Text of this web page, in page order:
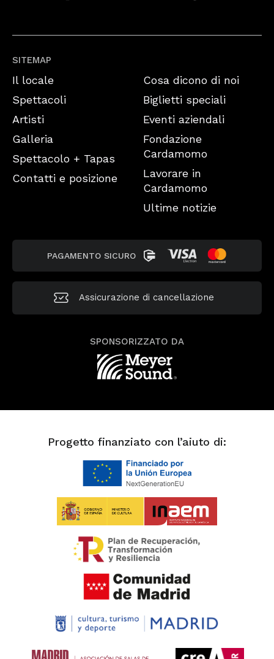
SITEMAP
Il locale
Spettacoli
Artisti
Galleria
Spettacolo + Tapas
Contatti e posizione
Cosa dicono di noi
Biglietti speciali
Eventi aziendali
Fondazione
Cardamomo
Lavorare in
Cardamomo
Ultime notizie
PAGAMENTO SICURO
Assicurazione di cancellazione
SPONSORIZZATO DA
Progetto finanziato con l’aiuto di: